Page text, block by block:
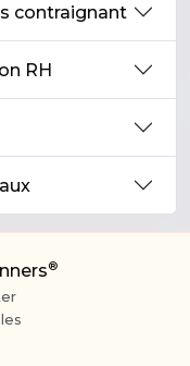
contraignant
RH
®